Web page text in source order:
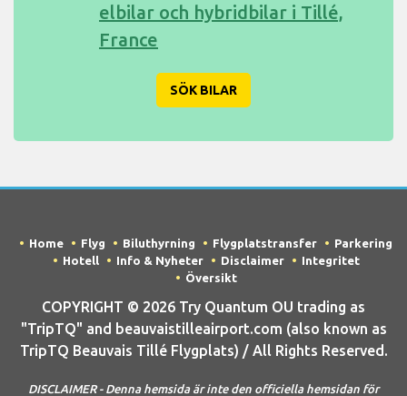
elbilar och hybridbilar i Tillé,
France
SÖK BILAR
Home Flyg Biluthyrning Flygplatstransfer
Parkering
Hotell
Info & Nyheter Disclaimer
Integritet
Översikt
COPYRIGHT © 2026 Try Quantum OU trading as
"TripTQ" and beauvaistilleairport.com (also known as
TripTQ Beauvais Tillé Flygplats) / All Rights Reserved.
DISCLAIMER - Denna hemsida är inte den officiella hemsidan för